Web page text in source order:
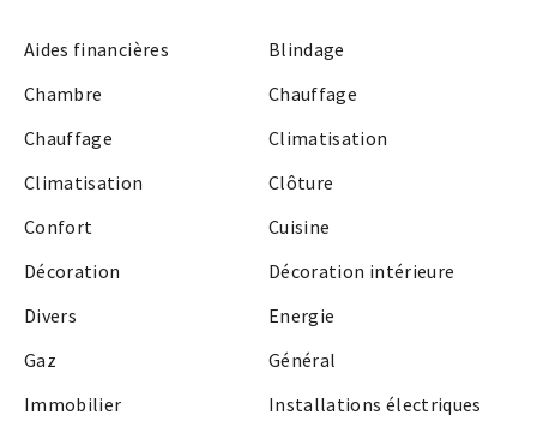
Aides financières
Blindage
Chambre
Chauffage
Chauffage
Climatisation
Climatisation
Clôture
Confort
Cuisine
Décoration
Décoration intérieure
Divers
Energie
Gaz
Général
Immobilier
Installations électriques